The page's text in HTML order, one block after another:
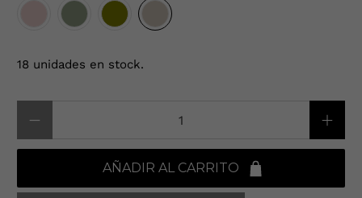
18 unidades en stock.
AÑADIR AL CARRITO